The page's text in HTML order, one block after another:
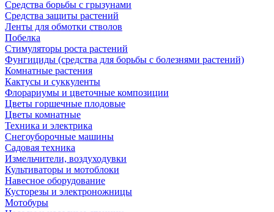
Средства борьбы с грызунами
Средства защиты растений
Ленты для обмотки стволов
Побелка
Стимуляторы роста растений
Фунгициды (средства для борьбы с болезнями растений)
Комнатные растения
Кактусы и суккуленты
Флорариумы и цветочные композиции
Цветы горшечные плодовые
Цветы комнатные
Техника и электрика
Снегоуборочные машины
Садовая техника
Измельчители, воздуходувки
Культиваторы и мотоблоки
Навесное оборудование
Кусторезы и электроножницы
Мотобуры